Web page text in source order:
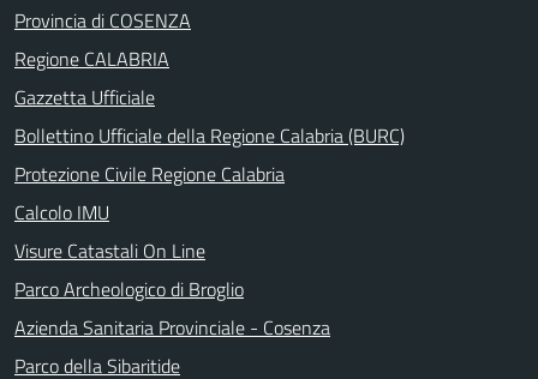
Provincia di COSENZA
Regione CALABRIA
Gazzetta Ufficiale
Bollettino Ufficiale della Regione Calabria (BURC)
Protezione Civile Regione Calabria
Calcolo IMU
Visure Catastali On Line
Parco Archeologico di Broglio
Azienda Sanitaria Provinciale - Cosenza
Parco della Sibaritide